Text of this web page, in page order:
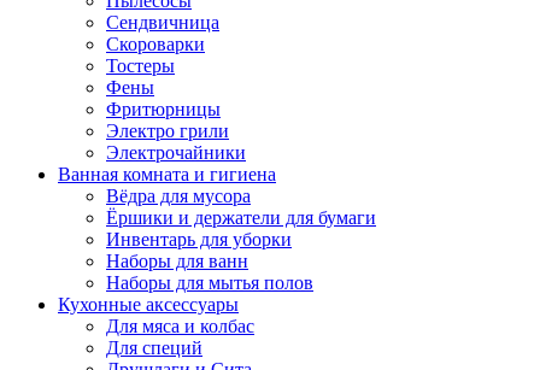
Сендвичница
Скороварки
Тостеры
Фены
Фритюрницы
Электро грили
Электрочайники
Ванная комната и гигиена
Вёдра для мусора
Ёршики и держатели для бумаги
Инвентарь для уборки
Наборы для ванн
Наборы для мытья полов
Кухонные аксессуары
Для мяса и колбас
Для специй